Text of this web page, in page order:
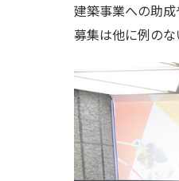
建築事業への助
募集は他に例の